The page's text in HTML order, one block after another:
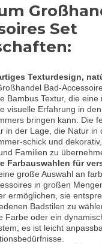
Set
Texturdesign,
Bad-
Bambus Textur, die eine
visuelle Erfahrung in
bringen kann. Die
in der Lage, die Natur in
schick und
Familien zu
Farbauswahlen für
große Auswahl an
in großen
ermöglichen, sie
Badstilen zu
Farbe oder ein
es ist leicht